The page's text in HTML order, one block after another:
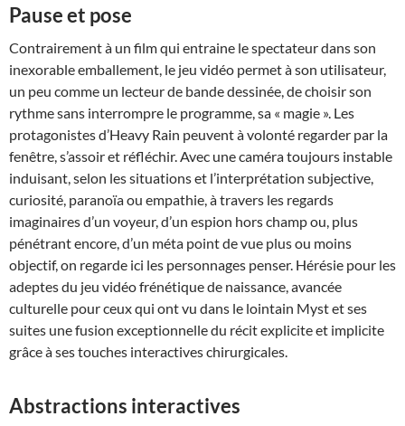
Pause et pose
Contrairement à un film qui entraine le spectateur dans son
inexorable emballement, le jeu vidéo permet à son utilisateur,
un peu comme un lecteur de bande dessinée, de choisir son
rythme sans interrompre le programme, sa « magie ». Les
protagonistes d’Heavy Rain peuvent à volonté regarder par la
fenêtre, s’assoir et réfléchir. Avec une caméra toujours instable
induisant, selon les situations et l’interprétation subjective,
curiosité, paranoïa ou empathie, à travers les regards
imaginaires d’un voyeur, d’un espion hors champ ou, plus
pénétrant encore, d’un méta point de vue plus ou moins
objectif, on regarde ici les personnages penser. Hérésie pour les
adeptes du jeu vidéo frénétique de naissance, avancée
culturelle pour ceux qui ont vu dans le lointain Myst et ses
suites une fusion exceptionnelle du récit explicite et implicite
grâce à ses touches interactives chirurgicales.
Abstractions interactives